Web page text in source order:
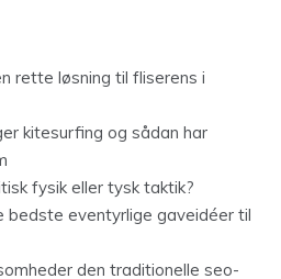
rette løsning til fliserens i
kitesurfing og sådan har
fysik eller tysk taktik?
bedste eventyrlige gaveidéer til
den traditionelle seo-